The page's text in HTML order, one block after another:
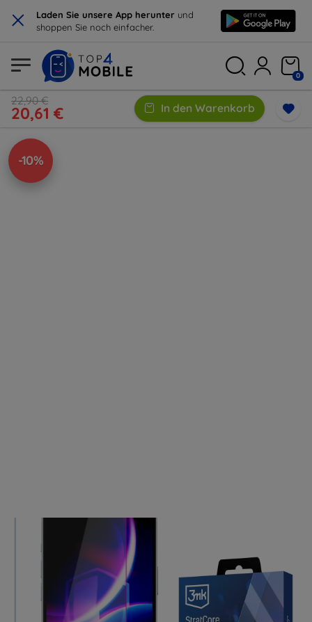
× Laden Sie unsere App herunter und
shoppen Sie noch einfacher.
0
22,90 €
20,61 € In den Warenkorb
-10%